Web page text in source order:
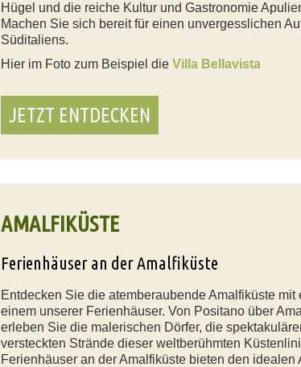
Hügel und die reiche Kultur und Gastronomie
Machen Sie sich bereit für einen unvergesslichen
Süditaliens.
Hier im Foto zum Beispiel die Villa Bellavista
JETZT ENTDECKEN
AMALFIKÜSTE
Ferienhäuser an der Amalfiküste
Entdecken Sie die atemberaubende Amalfiküste mit
einem unserer Ferienhäuser. Von Positano über
erleben Sie die malerischen Dörfer, die
versteckten Strände dieser weltberühmten
Ferienhäuser an der Amalfiküste bieten den idealen